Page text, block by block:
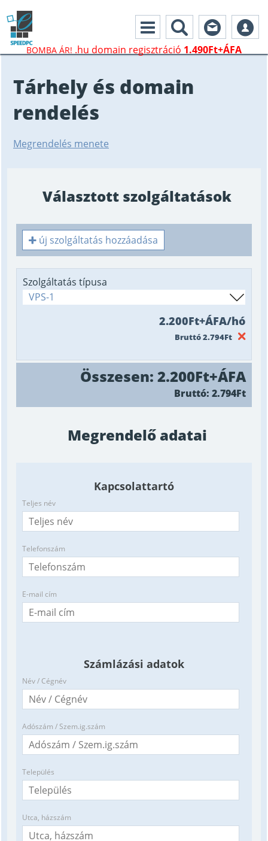
BOMBA ÁR! .hu domain regisztráció 1.490Ft+ÁFA
Tárhely és domain
rendelés
Megrendelés menete
Választott szolgáltatások
új szolgáltatás hozzáadása
Szolgáltatás típusa
VPS-1
2.200Ft+ÁFA/hó
Bruttó 2.794Ft
Összesen: 2.200Ft+ÁFA
Bruttó: 2.794Ft
Megrendelő adatai
Kapcsolattartó
Teljes név
Telefonszám
E-mail cím
Számlázási adatok
Név / Cégnév
Adószám / Szem.ig.szám
Település
Utca, házszám